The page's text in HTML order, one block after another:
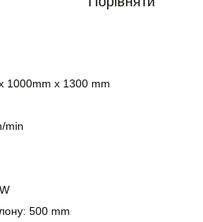
1000mm x 1300 mm
min
500 mm